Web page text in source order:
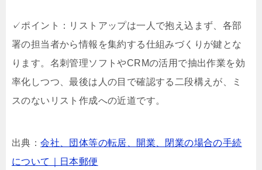
✓ポイント：リストアップは一人で抱え込まず、各部
署の担当者から情報を集約する仕組みづくりが鍵とな
ります。名刺管理ソフトやCRMの活用で抽出作業を効
率化しつつ、最後は人の目で確認する二段構えが、ミ
スのないリスト作成への近道です。
出典：会社、団体等の転居、開業、閉業の場合の手続
について｜日本郵便